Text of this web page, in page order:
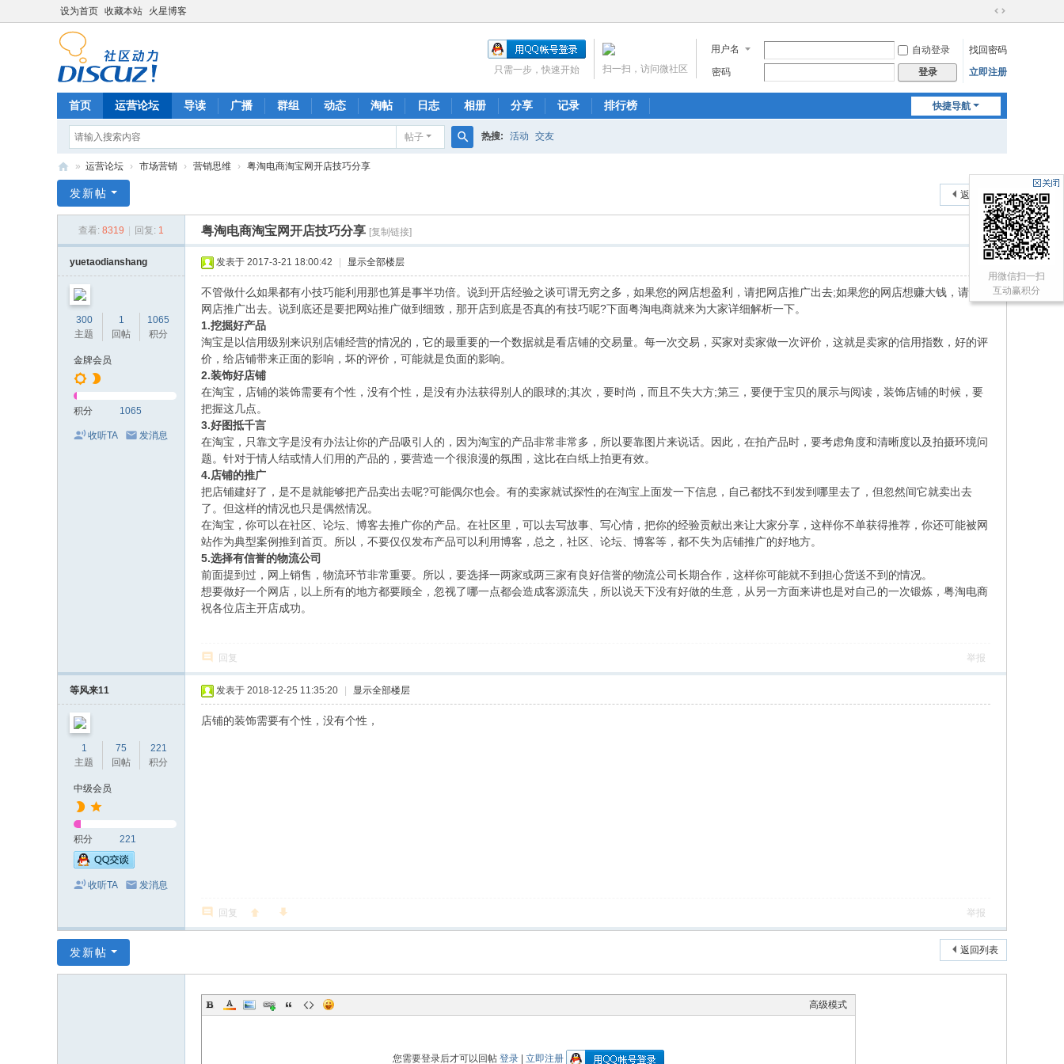
设为首页 收藏本站 火星博客
切
到
宽
用户名 自动登录
找回密码
密码
登录 立即注册
扫一扫，访问微社区
只需一步，快速开始
快捷导航
首页 运营论坛 导读 广播 群组 动态 淘帖 日志 相册 分享 记录 排行榜
帖子 热搜: 活动 交友
商
» 运营论坛 › 市场营销 › 营销思维 › 粤淘电商淘宝网开店技巧分享
返回列表
发新帖
查看: 8319 回复: 1 粤淘电商淘宝网开店技巧分享 [复制链接]
yuetaodianshang
300
主题
1
回帖
1065
积分
金牌会员
积分 1065
收听TA 发消息
发表于 2017-3-21 18:00:42 显示全部楼层
不管做什么如果都有小技巧能利用那也算是事半功倍。说到开店经验之谈可谓无穷之多，如果您的网店想盈利，请把网店推广出去;如果您的网店想赚大钱，请把
网店推广出去。说到底还是要把网站推广做到细致，那开店到底是否真的有技巧呢?下面粤淘电商就来为大家详细解析一下。
1.挖掘好产品
淘宝是以信用级别来识别店铺经营的情况的，它的最重要的一个数据就是看店铺的交易量。每一次交易，买家对卖家做一次评价，这就是卖家的信用指数，好的评
价，给店铺带来正面的影响，坏的评价，可能就是负面的影响。
2.装饰好店铺
在淘宝，店铺的装饰需要有个性，没有个性，是没有办法获得别人的眼球的;其次，要时尚，而且不失大方;第三，要便于宝贝的展示与阅读，装饰店铺的时候，要
把握这几点。
3.好图抵千言
在淘宝，只靠文字是没有办法让你的产品吸引人的，因为淘宝的产品非常非常多，所以要靠图片来说话。因此，在拍产品时，要考虑角度和清晰度以及拍摄环境问
题。针对于情人结或情人们用的产品的，要营造一个很浪漫的氛围，这比在白纸上拍更有效。
4.店铺的推广
把店铺建好了，是不是就能够把产品卖出去呢?可能偶尔也会。有的卖家就试探性的在淘宝上面发一下信息，自己都找不到发到哪里去了，但忽然间它就卖出去
了。但这样的情况也只是偶然情况。
在淘宝，你可以在社区、论坛、博客去推广你的产品。在社区里，可以去写故事、写心情，把你的经验贡献出来让大家分享，这样你不单获得推荐，你还可能被网
站作为典型案例推到首页。所以，不要仅仅发布产品可以利用博客，总之，社区、论坛、博客等，都不失为店铺推广的好地方。
5.选择有信誉的物流公司
前面提到过，网上销售，物流环节非常重要。所以，要选择一两家或两三家有良好信誉的物流公司长期合作，这样你可能就不到担心货送不到的情况。
想要做好一个网店，以上所有的地方都要顾全，忽视了哪一点都会造成客源流失，所以说天下没有好做的生意，从另一方面来讲也是对自己的一次锻炼，粤淘电商
祝各位店主开店成功。
回复 举报
等风来11
1
主题
75
回帖
221
积分
中级会员
积分 221
收听TA 发消息
发表于 2018-12-25 11:35:20 显示全部楼层
店铺的装饰需要有个性，没有个性，
回复 举报
返回列表
发新帖
高级模式
您需要登录后才可以回帖 登录 立即注册
用微信扫一扫
互动赢积分